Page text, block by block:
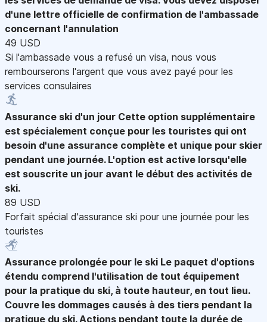
d'une lettre officielle de confirmation de l'ambassade
concernant l'annulation
49 USD
Si l'ambassade vous a refusé un visa, nous vous
rembourserons l'argent que vous avez payé pour les
services consulaires
Assurance ski d'un jour Cette option supplémentaire
est spécialement conçue pour les touristes qui ont
besoin d'une assurance complète et unique pour skier
pendant une journée. L'option est active lorsqu'elle
est souscrite un jour avant le début des activités de
ski.
89 USD
Forfait spécial d'assurance ski pour une journée pour les
touristes
Assurance prolongée pour le ski Le paquet d'options
étendu comprend l'utilisation de tout équipement
pour la pratique du ski, à toute hauteur, en tout lieu.
Couvre les dommages causés à des tiers pendant la
pratique du ski. Actions pendant toute la durée de